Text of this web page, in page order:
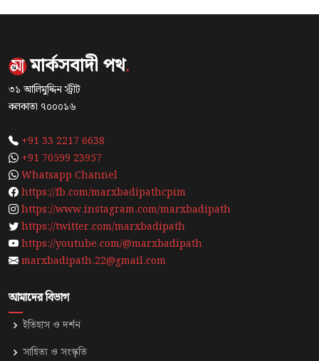
মার্কসবাদী পথ.
৩১ আলিমুদ্দিন স্ট্রীট
কলকাতা ৭০০০১৬
+91 33 2217 6638
+91 70599 23957
Whatsapp Channel
https://fb.com/marxbadipathcpim
https://www.instagram.com/marxbadipath
https://twitter.com/marxbadipath
https://youtube.com/@marxbadipath
marxbadipath.22@gmail.com
আমাদের বিভাগ
ইতিহাস ও দর্শন
সাহিত্য ও সংস্কৃতি